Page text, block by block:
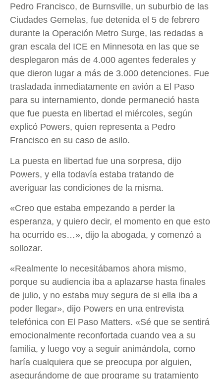
Pedro Francisco, de Burnsville, un suburbio de las
Ciudades Gemelas, fue detenida el 5 de febrero
durante la Operación Metro Surge, las redadas a
gran escala del ICE en Minnesota en las que se
desplegaron más de 4.000 agentes federales y
que dieron lugar a más de 3.000 detenciones. Fue
trasladada inmediatamente en avión a El Paso
para su internamiento, donde permaneció hasta
que fue puesta en libertad el miércoles, según
explicó Powers, quien representa a Pedro
Francisco en su caso de asilo.
La puesta en libertad fue una sorpresa, dijo
Powers, y ella todavía estaba tratando de
averiguar las condiciones de la misma.
«Creo que estaba empezando a perder la
esperanza, y quiero decir, el momento en que esto
ha ocurrido es…», dijo la abogada, y comenzó a
sollozar.
«Realmente lo necesitábamos ahora mismo,
porque su audiencia iba a aplazarse hasta finales
de julio, y no estaba muy segura de si ella iba a
poder llegar», dijo Powers en una entrevista
telefónica con El Paso Matters. «Sé que se sentirá
emocionalmente reconfortada cuando vea a su
familia, y luego voy a seguir animándola, como
haría cualquiera que se preocupa por alguien,
asegurándome de que programe su tratamiento